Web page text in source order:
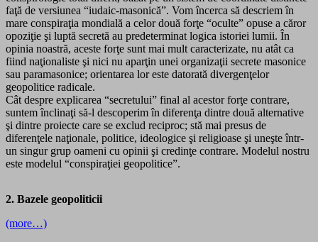
faţă de versiunea “iudaic-masonică”. Vom încerca să descriem în
mare conspiraţia mondială a celor două forţe “oculte” opuse a căror
opoziţie şi luptă secretă au predeterminat logica istoriei lumii. În
opinia noastră, aceste forţe sunt mai mult caracterizate, nu atât ca
fiind naţionaliste şi nici nu aparţin unei organizaţii secrete masonice
sau paramasonice; orientarea lor este datorată divergenţelor
geopolitice radicale.
Cât despre explicarea “secretului” final al acestor forţe contrare,
suntem înclinaţi să-l descoperim în diferenţa dintre două alternative
şi dintre proiecte care se exclud reciproc; stă mai presus de
diferenţele naţionale, politice, ideologice şi religioase şi uneşte într-
un singur grup oameni cu opinii şi credinţe contrare. Modelul nostru
este modelul “conspiraţiei geopolitice”.
2. Bazele geopoliticii
(more…)